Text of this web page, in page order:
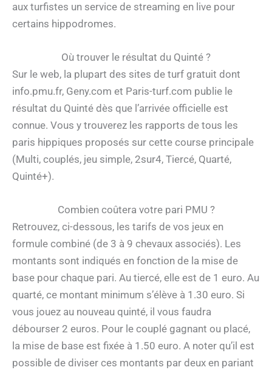
aux turfistes un service de streaming en live pour
certains hippodromes.
Où trouver le résultat du Quinté ?
Sur le web, la plupart des sites de turf gratuit dont
info.pmu.fr, Geny.com et Paris-turf.com publie le
résultat du Quinté dès que l’arrivée officielle est
connue. Vous y trouverez les rapports de tous les
paris hippiques proposés sur cette course principale
(Multi, couplés, jeu simple, 2sur4, Tiercé, Quarté,
Quinté+).
Combien coûtera votre pari PMU ?
Retrouvez, ci-dessous, les tarifs de vos jeux en
formule combiné (de 3 à 9 chevaux associés). Les
montants sont indiqués en fonction de la mise de
base pour chaque pari. Au tiercé, elle est de 1 euro. Au
quarté, ce montant minimum s’élève à 1.30 euro. Si
vous jouez au nouveau quinté, il vous faudra
débourser 2 euros. Pour le couplé gagnant ou placé,
la mise de base est fixée à 1.50 euro. A noter qu’il est
possible de diviser ces montants par deux en pariant